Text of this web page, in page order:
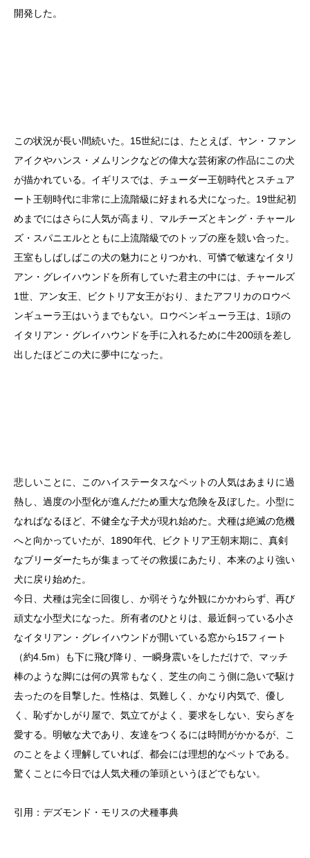
開発した。
この状況が長い間続いた。15世紀には、たとえば、ヤン・ファン
アイクやハンス・メムリンクなどの偉大な芸術家の作品にこの犬
が描かれている。イギリスでは、チューダー王朝時代とスチュア
ート王朝時代に非常に上流階級に好まれる犬になった。19世紀初
めまでにはさらに人気が高まり、マルチーズとキング・チャール
ズ・スパニエルとともに上流階級でのトップの座を競い合った。
王室もしばしばこの犬の魅力にとりつかれ、可憐で敏速なイタリ
アン・グレイハウンドを所有していた君主の中には、チャールズ
1世、アン女王、ビクトリア女王がおり、またアフリカのロウベ
ンギューラ王はいうまでもない。ロウベンギューラ王は、1頭の
イタリアン・グレイハウンドを手に入れるために牛200頭を差し
出したほどこの犬に夢中になった。
悲しいことに、このハイステータスなペットの人気はあまりに過
熱し、過度の小型化が進んだため重大な危険を及ぼした。小型に
なればなるほど、不健全な子犬が現れ始めた。犬種は絶滅の危機
へと向かっていたが、1890年代、ビクトリア王朝末期に、真剣
なブリーダーたちが集まってその救援にあたり、本来のより強い
犬に戻り始めた。
今日、犬種は完全に回復し、か弱そうな外観にかかわらず、再び
頑丈な小型犬になった。所有者のひとりは、最近飼っている小さ
なイタリアン・グレイハウンドが開いている窓から15フィート
（約4.5m）も下に飛び降り、一瞬身震いをしただけで、マッチ
棒のような脚には何の異常もなく、芝生の向こう側に急いで駆け
去ったのを目撃した。性格は、気難しく、かなり内気で、優し
く、恥ずかしがり屋で、気立てがよく、要求をしない、安らぎを
愛する。明敏な犬であり、友達をつくるには時間がかかるが、こ
のことをよく理解していれば、都会には理想的なペットである。
驚くことに今日では人気犬種の筆頭というほどでもない。
引用：デズモンド・モリスの犬種事典